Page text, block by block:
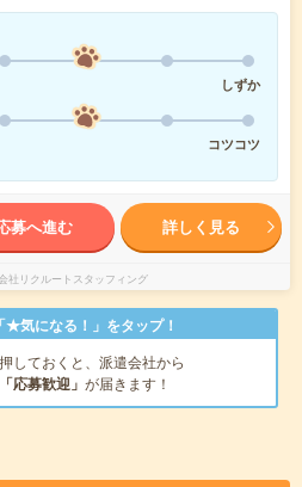
しずか
コツコツ
募へ進む 詳しく見る
社リクルートスタッフィング
★気になる！」をタップ！
しておくと、派遣会社から
「応募歓迎」 が届きます！